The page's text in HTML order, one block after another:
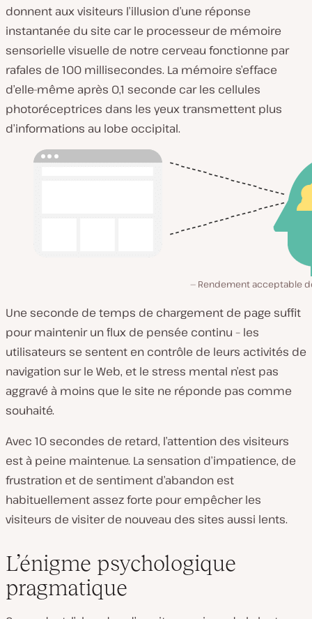
donnent aux visiteurs l’illusion d’une réponse
instantanée du site car le processeur de mémoire
sensorielle visuelle de notre cerveau fonctionne par
rafales de 100 millisecondes. La mémoire s’efface
d’elle-même après 0,1 seconde car les cellules
photoréceptrices dans les yeux transmettent plus
d’informations au lobe occipital.
Rendement acceptable
Une seconde de temps de chargement de page suffit
pour maintenir un flux de pensée continu – les
utilisateurs se sentent en contrôle de leurs activités de
navigation sur le Web, et le stress mental n’est pas
aggravé à moins que le site ne réponde pas comme
souhaité.
Avec 10 secondes de retard, l’attention des visiteurs
est à peine maintenue. La sensation d’impatience, de
frustration et de sentiment d’abandon est
habituellement assez forte pour empêcher les
visiteurs de visiter de nouveau des sites aussi lents.
L’énigme psychologique
pragmatique